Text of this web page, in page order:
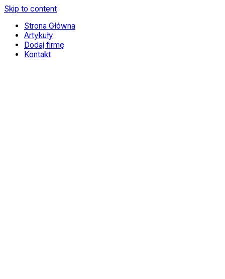
Skip to content
Strona Główna
Artykuły
Dodaj firmę
Kontakt